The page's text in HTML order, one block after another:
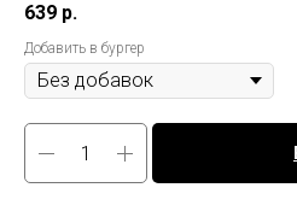
639 р.
Добавить в бургер